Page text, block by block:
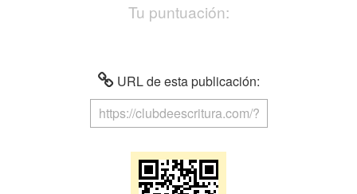
Tu puntuación:
URL de esta publicación: